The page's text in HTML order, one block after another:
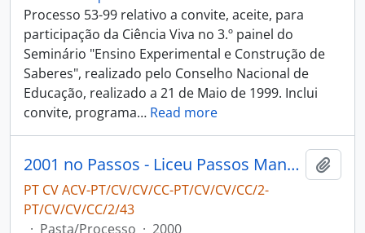
Processo 53-99 relativo a convite, aceite, para
participação da Ciência Viva no 3.º painel do
Seminário "Ensino Experimental e Construção de
Saberes", realizado pelo Conselho Nacional de
Educação, realizado a 21 de Maio de 1999. Inclui
convite, programa… Read more
2001 no Passos - Liceu Passos Manuel
PT CV ACV-PT/CV/CV/CC-PT/CV/CV/CC/2-
PT/CV/CV/CC/2/43
· Pasta/Processo · 2000